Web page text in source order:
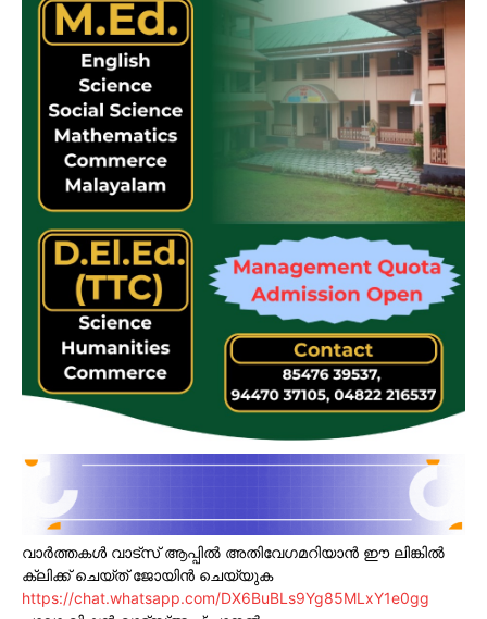
വാർത്തകൾ വാട്സ് ആപ്പിൽ അതിവേഗമറിയാൻ ഈ ലിങ്കിൽ
ക്ലിക്ക് ചെയ്ത് ജോയിൻ ചെയ്യുക
https://chat.whatsapp.com/DX6BuBLs9Yg85MLxY1e0gg